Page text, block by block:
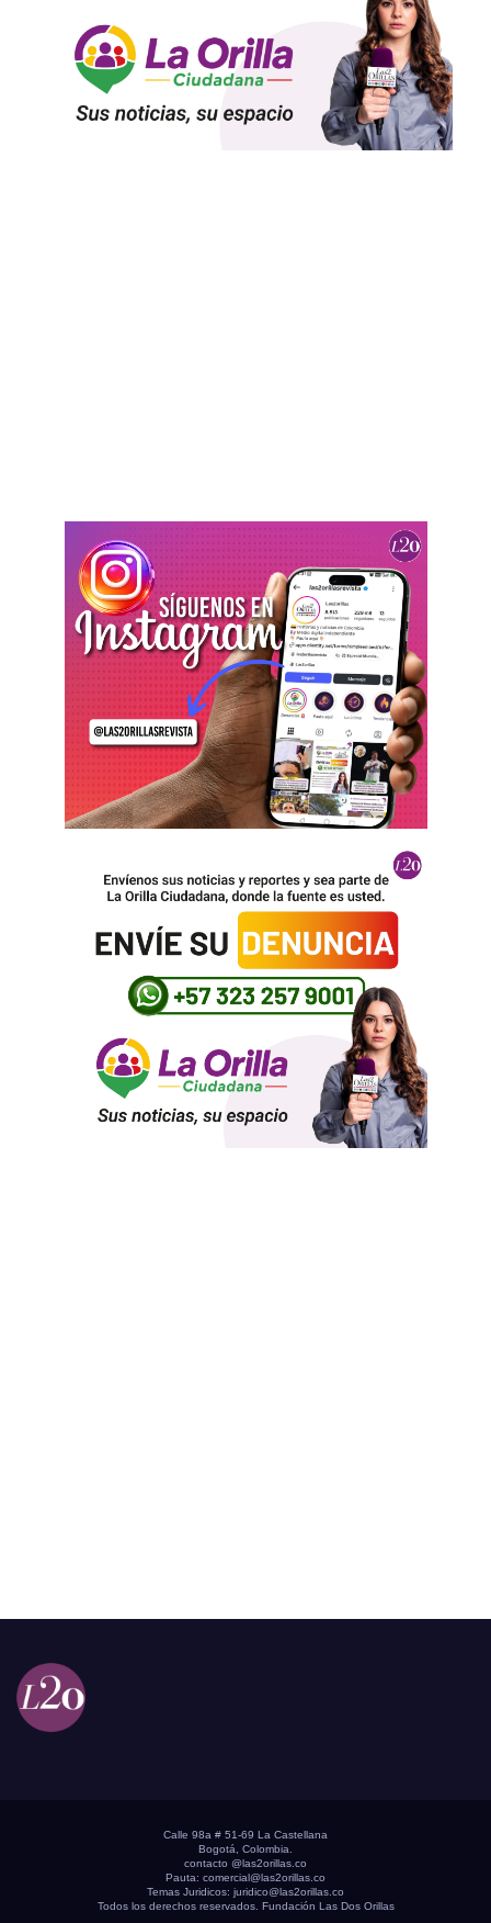
Calle 98a # 51-69 La Castellana
Bogotá, Colombia.
contacto @las2orillas.co
Pauta: comercial@las2orillas.co
Temas Juridicos: juridico@las2orillas.co
Todos los derechos reservados. Fundación Las Dos Orillas